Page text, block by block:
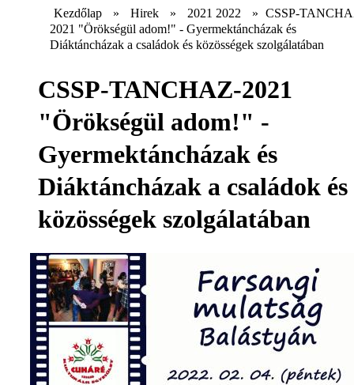
Kezdőlap » Hirek » 2021 2022 » CSSP-
2021 "Örökségül adom!" - Gyermektáncházak és
Diáktáncházak a családok és közösségek szolgálatában
CSSP-TANCHAZ-2021
"Örökségül adom!" -
Gyermektáncházak és
Diáktáncházak a családok és
közösségek szolgálatában